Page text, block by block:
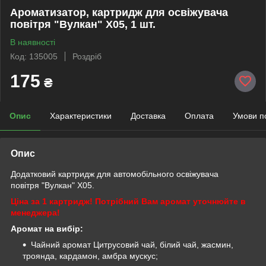
Ароматизатор, картридж для освіжувача
повітря "Вулкан" X05, 1 шт.
В наявності
Код: 135005
Роздріб
175 ₴
Опис Характеристики Доставка Оплата Умови
Опис
Додатковий картридж для автомобільного освіжувача
повітря "Вулкан" X05.
Ціна за 1 картридж! Потрібний Вам аромат уточнюйте в
менеджера!
Аромат на вибір:
Чайний аромат Цитрусовий чай, білий чай, жасмин,
троянда, кардамон, амбра мускус;